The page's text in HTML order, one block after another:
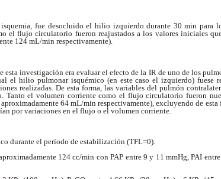
fue desocluido el hilio izquierdo durante 30 min para
el flujo circulatorio fueron reajustados a los valores iniciales
124 mL/min respectivamente).
esta investigación era evaluar el efecto de la IR de uno de los
el hilio pulmonar isquémico (en este caso el izquierdo) fuese
realizadas. De esta forma, las variables del pulmón
Tanto el volumen corriente como el flujo circulatorio fueron
64 mL/min respectivamente), excluyendo de esta
por variaciones en el flujo o el volumen corriente.
durante el período de estabilización (TFL=0).
124 cc/min con PAP entre 9 y 11 mmHg, PAI